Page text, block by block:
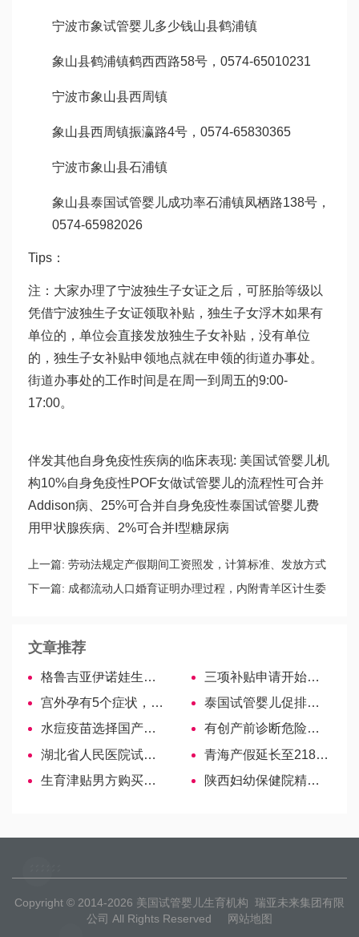
宁波市象试管婴儿多少钱山县鹤浦镇
象山县鹤浦镇鹤西西路58号，0574-65010231
宁波市象山县西周镇
象山县西周镇振瀛路4号，0574-65830365
宁波市象山县石浦镇
象山县泰国试管婴儿成功率石浦镇凤栖路138号，
0574-65982026
Tips：
注：大家办理了宁波独生子女证之后，可 胚胎等级以
凭借宁波独生子女证领取补贴，独生子女浮木如果有
单位的，单位会直接发放独生子女补贴，没有单位
的，独生子女补贴申领地点就在申领的街道办事处。
街道办事处的工作时间是在周一到周五的9:00-
17:00。
伴发其他自身免疫性疾病的临床表现: 美国试管婴儿机
构10%自身免疫性POF女做试管婴儿的流程性可合并
Addison病、25%可合并自身免疫性泰国试管婴儿费
用 甲状腺疾病、2%可合并I型糖尿病
上一篇: 劳动法规定产假期间工资照发，计算标准、发放方式
速看
下一篇: 成都流动人口婚育证明办理过程，内附青羊区计生委
文章推荐
格鲁吉亚伊诺娃生殖健康中心——多功能诊所
三项补贴申请开始！看你符合嘉兴独生子女补贴领取条件不
宫外孕有5个症状，中枪的孕妇要尽早治疗
泰国试管婴儿促排卵，会增加乳腺癌的患病几率吗?
水痘疫苗选择国产还是进口？价格有差异
有创产前诊断危险性不可不知，懂得规避风险才能保证健康
湖北省人民医院试管婴儿医生名单，助孕成功率高的大夫参考
青海产假延长至218天不实，西宁剖腹产增休15天是真的
生育津贴男方购买也有用，手把手教你如何享受待遇！
陕西妇幼保健院精子库申请攻略，供精流程及费用参考
Copyright © 2014-2026 美国试管婴儿生育机构 瑞亚未来集团有限
公司 All Rights Reserved
网站地图